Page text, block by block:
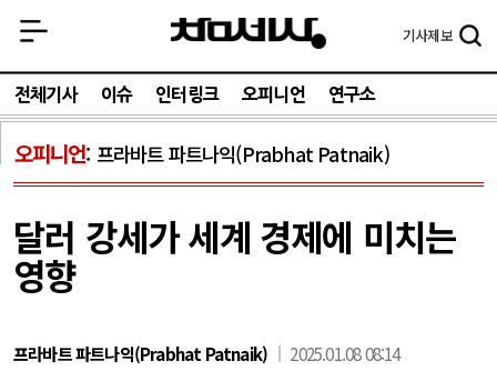
기사제보
전체기사 이슈 인터링크 오피니언 연구소
오피니언 프라바트 파트나익(Prabhat Patnaik)
달러 강세가 세계 경제에 미치는
영향
프라바트 파트나익(Prabhat Patnaik) 2025.01.08 08:14